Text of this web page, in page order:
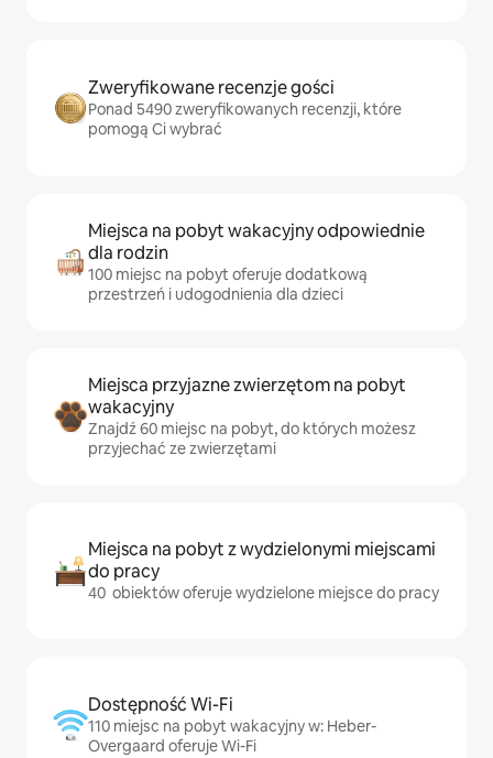
Zweryfikowane recenzje gości
Ponad 5490 zweryfikowanych recenzji, które
pomogą Ci wybrać
Miejsca na pobyt wakacyjny odpowiednie
dla rodzin
100 miejsc na pobyt oferuje dodatkową
przestrzeń i udogodnienia dla dzieci
Miejsca przyjazne zwierzętom na pobyt
wakacyjny
Znajdź 60 miejsc na pobyt, do których możesz
przyjechać ze zwierzętami
Miejsca na pobyt z wydzielonymi miejscami
do pracy
40 obiektów oferuje wydzielone miejsce do pracy
Dostępność Wi-Fi
110 miejsc na pobyt wakacyjny w: Heber-
Overgaard oferuje Wi-Fi